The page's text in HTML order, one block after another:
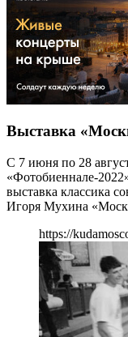
Выставка
С 7 июня по 28
«Фотобиеннале-
выставка классика
Игоря Мухина
https://